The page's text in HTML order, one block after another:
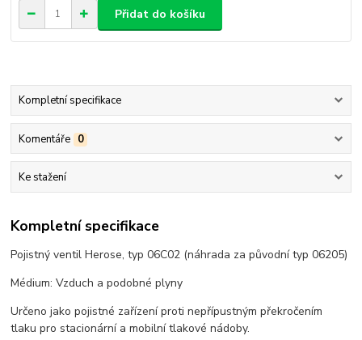
Přidat do košíku
Kompletní specifikace
Komentáře 0
Ke stažení
Kompletní specifikace
Pojistný ventil Herose, typ 06C02 (náhrada za původní typ 06205)
Médium: Vzduch a podobné plyny
Určeno jako pojistné zařízení proti nepřípustným překročením
tlaku pro stacionární a mobilní tlakové nádoby.